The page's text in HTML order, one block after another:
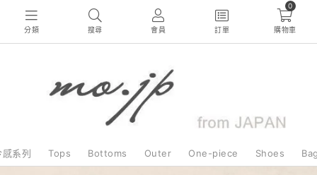
分類 搜尋 會員 訂單
0
購物車
系列 Tops Bottoms Outer One-piece Shoes